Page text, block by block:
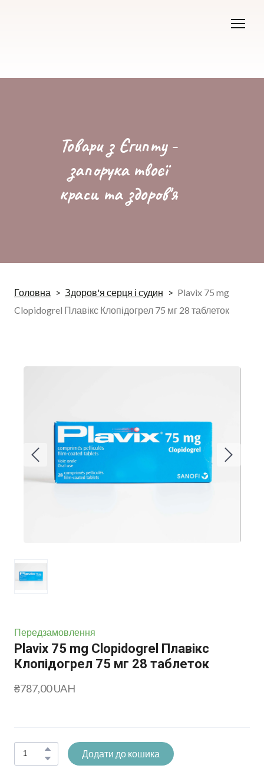
Товари з Єгипту -
запорука твоєї
краси та здоров'я
Головна Здоров'я серця і судин
Plavix 75 mg
Clopidogrel Плавікс Клопідогрел 75 мг 28 таблеток
Передзамовлення
Plavix 75 mg Clopidogrel Плавікс
Клопідогрел 75 мг 28 таблеток
₴787,00 UAH
Додати до кошика